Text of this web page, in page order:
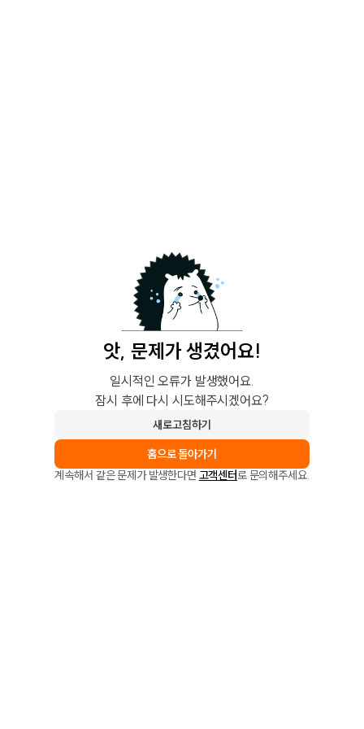
앗, 문제가 생겼어요!
일시적인 오류가 발생했어요.
잠시 후에 다시 시도해주시겠어요?
새로고침하기
홈으로 돌아가기
계속해서 같은 문제가 발생한다면 고객센터로 문의해주세요.